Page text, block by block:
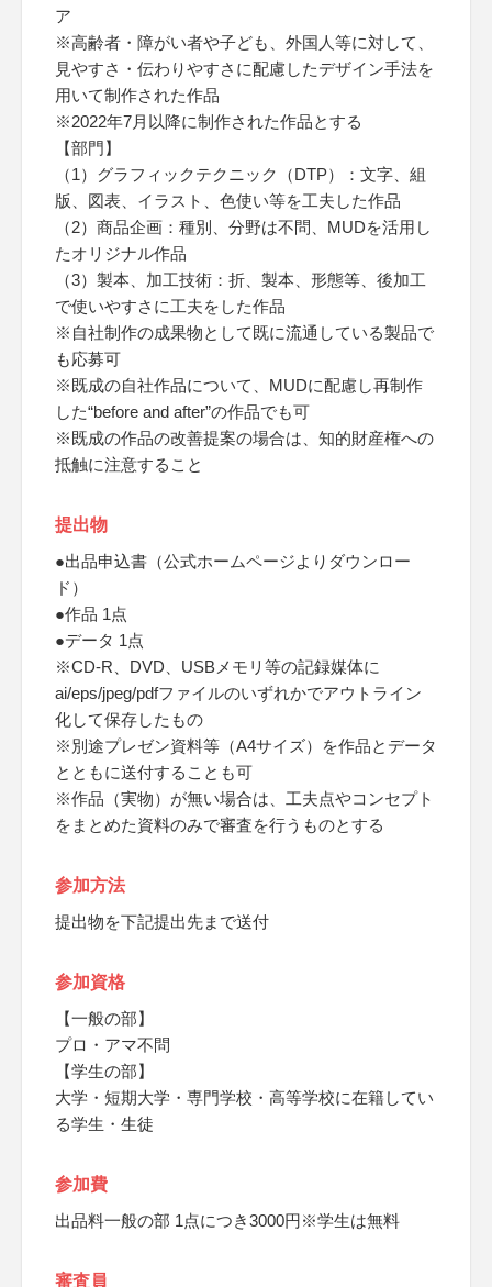
ア
※高齢者・障がい者や子ども、外国人等に対して、
見やすさ・伝わりやすさに配慮したデザイン手法を
用いて制作された作品
※2022年7月以降に制作された作品とする
【部門】
（1）グラフィックテクニック（DTP）：文字、組
版、図表、イラスト、色使い等を工夫した作品
（2）商品企画：種別、分野は不問、MUDを活用し
たオリジナル作品
（3）製本、加工技術：折、製本、形態等、後加工
で使いやすさに工夫をした作品
※自社制作の成果物として既に流通している製品で
も応募可
※既成の自社作品について、MUDに配慮し再制作
した“before and after”の作品でも可
※既成の作品の改善提案の場合は、知的財産権への
抵触に注意すること
提出物
●出品申込書（公式ホームページよりダウンロー
ド）
●作品 1点
●データ 1点
※CD-R、DVD、USBメモリ等の記録媒体に
ai/eps/jpeg/pdfファイルのいずれかでアウトライン
化して保存したもの
※別途プレゼン資料等（A4サイズ）を作品とデータ
とともに送付することも可
※作品（実物）が無い場合は、工夫点やコンセプト
をまとめた資料のみで審査を行うものとする
参加方法
提出物を下記提出先まで送付
参加資格
【一般の部】
プロ・アマ不問
【学生の部】
大学・短期大学・専門学校・高等学校に在籍してい
る学生・生徒
参加費
出品料一般の部 1点につき3000円※学生は無料
審査員